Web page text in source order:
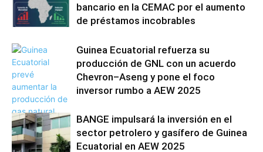
bancario en la CEMAC por el aumento
de préstamos incobrables
Guinea Ecuatorial refuerza su
producción de GNL con un acuerdo
Chevron–Aseng y pone el foco
inversor rumbo a AEW 2025
BANGE impulsará la inversión en el
sector petrolero y gasífero de Guinea
Ecuatorial en AEW 2025